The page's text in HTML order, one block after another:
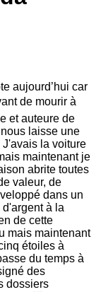
aujourd’hui car
de mourir à
et auteure de
laisse une
la voiture
maintenant je
abrite toutes
valeur, de
dans un
à la
de cette
mais maintenant
étoiles à
du temps à
des
dossiers